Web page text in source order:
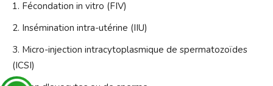
Fécondation in vitro (FIV)
Insémination intra-utérine (IIU)
Micro-injection intracytoplasmique de spermatozoïdes
(ICSI)